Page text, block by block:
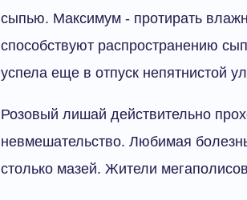
сыпью. Максимум - протирать
способствуют распространению
успела еще в отпуск непятнистой
Розовый лишай действительно
невмешательство. Любимая
столько мазей. Жители